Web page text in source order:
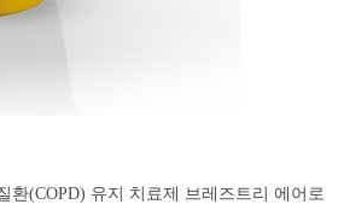
(COPD) 유지 치료제 브레즈트리 에어로